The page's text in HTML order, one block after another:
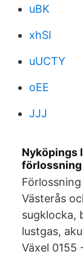
uBK
xhSI
uUCTY
oEE
JJJ
Nyköpings
förlossning
Västerås
sugklocka,
lustgas,
Växel 0155